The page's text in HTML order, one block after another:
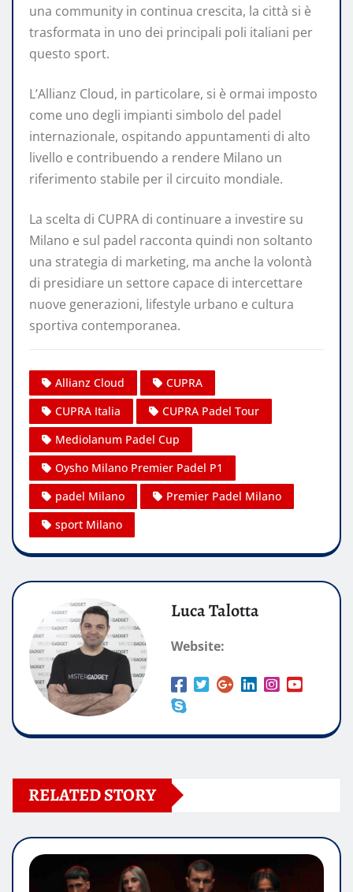
una community in continua crescita, la città si è
trasformata in uno dei principali poli italiani per
questo sport.
L’Allianz Cloud, in particolare, si è ormai imposto
come uno degli impianti simbolo del padel
internazionale, ospitando appuntamenti di alto
livello e contribuendo a rendere Milano un
riferimento stabile per il circuito mondiale.
La scelta di CUPRA di continuare a investire su
Milano e sul padel racconta quindi non soltanto
una strategia di marketing, ma anche la volontà
di presidiare un settore capace di intercettare
nuove generazioni, lifestyle urbano e cultura
sportiva contemporanea.
Allianz Cloud
CUPRA
CUPRA Italia
CUPRA Padel Tour
Mediolanum Padel Cup
Oysho Milano Premier Padel P1
padel Milano
Premier Padel Milano
sport Milano
Luca Talotta
Website:
RELATED STORY